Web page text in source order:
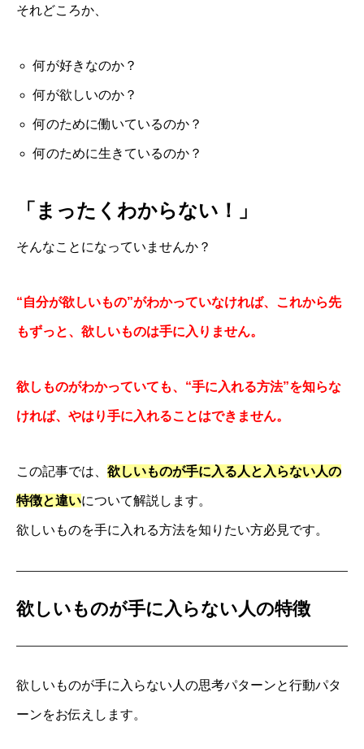
それどころか、
何が好きなのか？
何が欲しいのか？
何のために働いているのか？
何のために生きているのか？
「まったくわからない！」
そんなことになっていませんか？
“自分が欲しいもの”がわかっていなければ、これから先
もずっと、欲しいものは手に入りません。
欲しものがわかっていても、“手に入れる方法”を知らな
ければ、やはり手に入れることはできません。
この記事では、 欲しいものが手に入る人と入らない人の
特徴と違いについて解説します。
欲しいものを手に入れる方法を知りたい方必見です。
欲しいものが手に入らない人の特徴
欲しいものが手に入らない人の思考パターンと行動パタ
ーンをお伝えします。